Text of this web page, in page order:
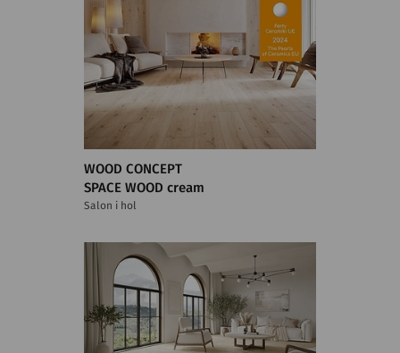
WOOD CONCEPT
SPACE WOOD cream
Salon i hol